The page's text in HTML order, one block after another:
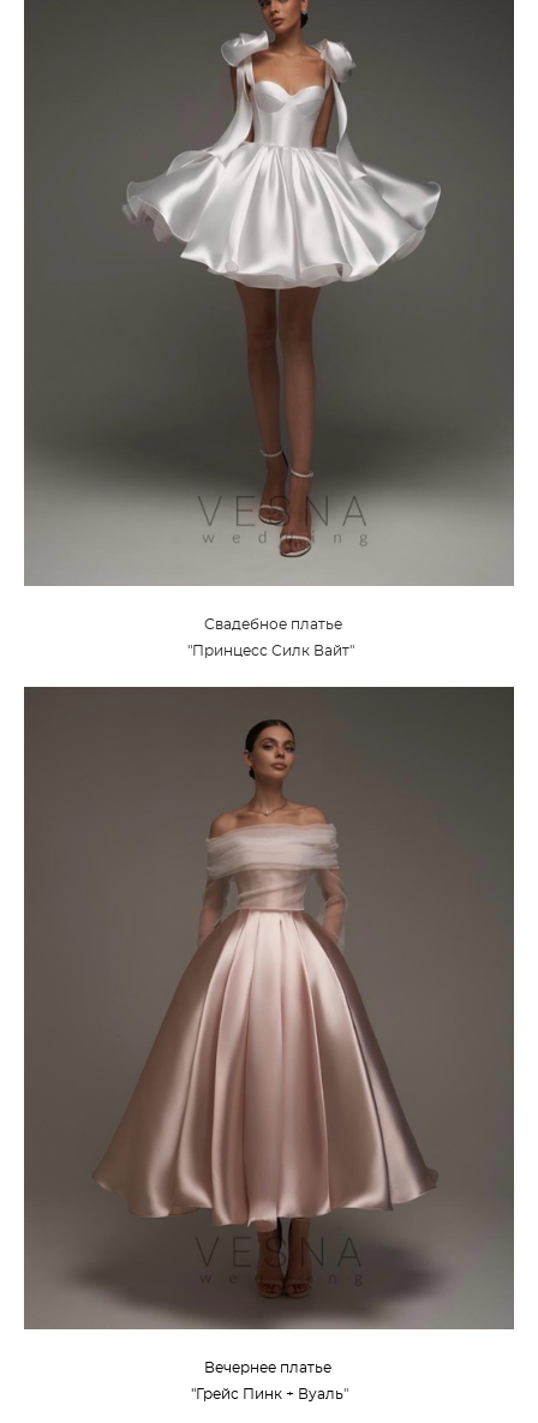
Свадебное платье
"Принцесс Силк Вайт"
Вечернее платье
"Грейс Пинк + Вуаль"